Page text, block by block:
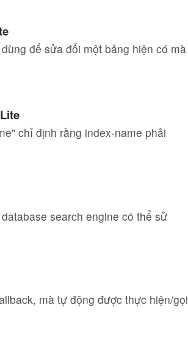
để sửa đổi một bảng hiện có mà
chỉ định rằng index-name phải
search engine có thể sử
mà tự động được thực hiện/gọi